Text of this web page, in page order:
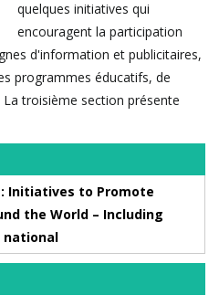
quelques initiatives qui
encouragent la participation
d'information et publicitaires,
programmes éducatifs, de
troisième section présente
Initiatives to Promote
the World – Including